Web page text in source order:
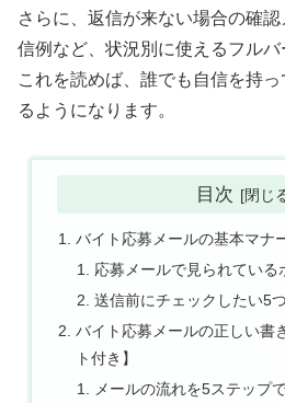
さらに、返信が来ない場合の確
信例など、状況別に使えるフルバ
これを読めば、誰でも自信を持
るようになります。
目次
バイト応募メールの基本マナ
応募メールで見られている
送信前にチェックしたい5
バイト応募メールの正しい書
ト付き】
メールの流れを5ステップ